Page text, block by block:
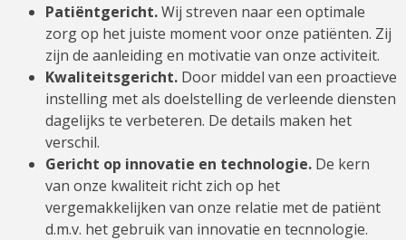
Patiëntgericht.Wij streven naar een optimale
zorg op het juiste moment voor onze patiënten. Zij
zijn de aanleiding en motivatie van onze activiteit.
Kwaliteitsgericht. Door middel van een proactieve
instelling met als doelstelling de verleende diensten
dagelijks te verbeteren. De details maken het
verschil.
Gericht op innovatie en technologie. De kern
van onze kwaliteit richt zich op het
vergemakkelijken van onze relatie met de patiënt
d.m.v. het gebruik van innovatie en tecnnologie.